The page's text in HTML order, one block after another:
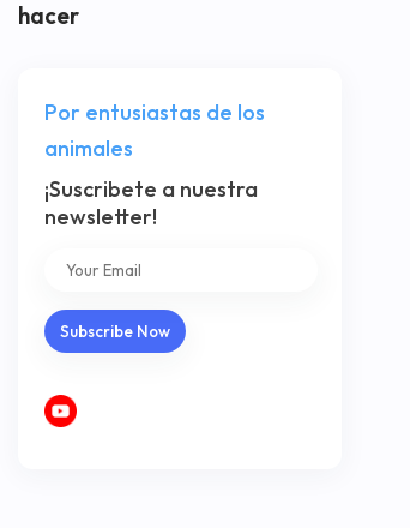
hacer
Por entusiastas de los
animales
¡Suscribete a nuestra
newsletter!